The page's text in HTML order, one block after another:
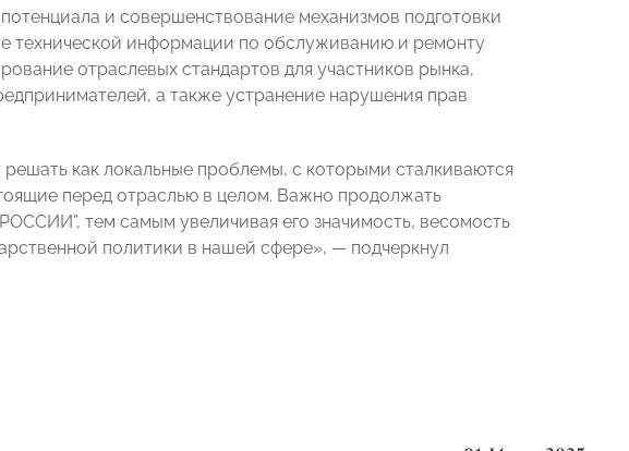
и совершенствование механизмов подготовки
технической информации по обслуживанию и ремонту
отраслевых стандартов для участников рынка,
а также устранение нарушения прав
как локальные проблемы, с которыми сталкиваются
перед отраслью в целом. Важно продолжать
тем самым увеличивая его значимость, весомость
политики в нашей сфере», — подчеркнул